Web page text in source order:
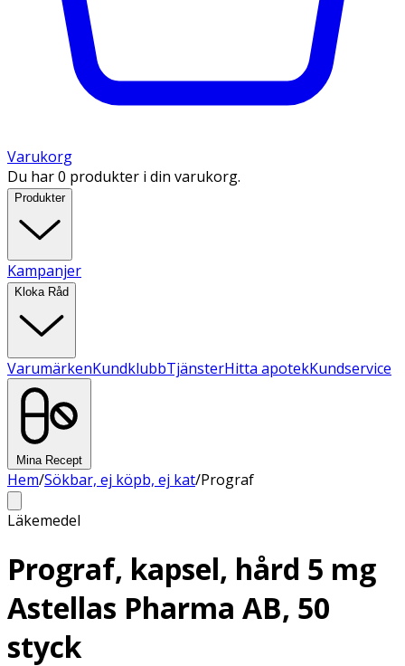
Varukorg
Du har 0 produkter i din varukorg.
Produkter
Kampanjer
Kloka Råd
VarumärkenKundklubbTjänsterHitta apotekKundservice
Mina Recept
Hem/Sökbar, ej köpb, ej kat/Prograf
Läkemedel
Prograf, kapsel, hård 5 mg
Astellas Pharma AB, 50
styck